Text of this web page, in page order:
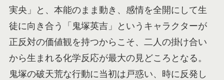
実央」と、本能のまま動き、感情を全開にして生
徒に向き合う「鬼塚英吉」というキャラクターが
正反対の価値観を持つからこそ、二人の掛け合い
から生まれる化学反応が最大の見どころとなる。
鬼塚の破天荒な行動に当初は戸惑い、時に反発し